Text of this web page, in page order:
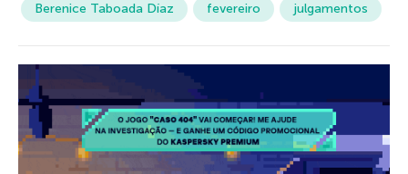
Berenice Taboada Díaz fevereiro julgamentos